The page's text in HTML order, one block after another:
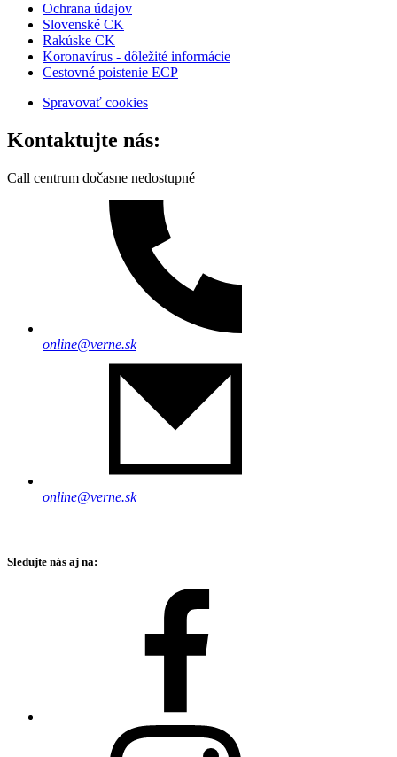
Ochrana údajov
Slovenské CK
Rakúske CK
Koronavírus - dôležité informácie
Cestovné poistenie ECP
Spravovať cookies
Kontaktujte nás:
Call centrum dočasne nedostupné
online@verne.sk
online@verne.sk
Sledujte nás aj na: